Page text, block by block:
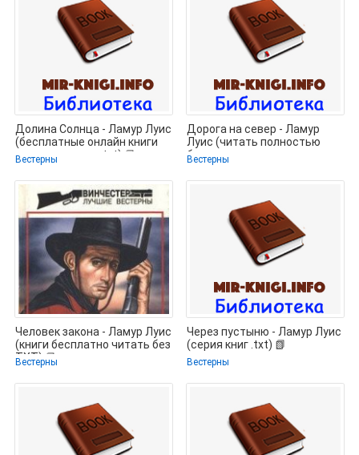
Долина Солнца - Ламур Луис
(бесплатные онлайн книги
читаем полные .txt) 📗
Вестерны
Дорога на север - Ламур
Луис (читать полностью
бесплатно хорошие книги
TXT) 📗
Вестерны
Человек закона - Ламур Луис
(книги бесплатно читать без
TXT) 📗
Вестерны
Через пустыню - Ламур Луис
(серия книг .txt) 📗
Вестерны